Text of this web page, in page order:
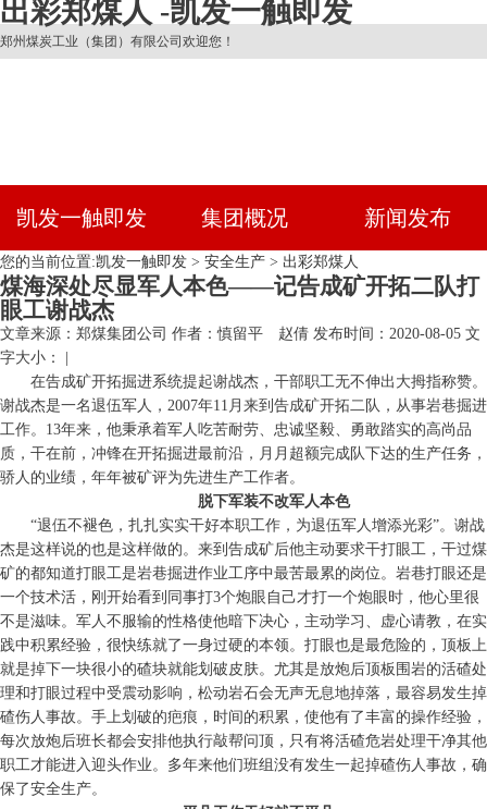
出彩郑煤人 -凯发一触即发
郑州煤炭工业（集团）有限公司欢迎您！
凯发一触即发 集团概况 新闻发布
您的当前位置:凯发一触即发 > 安全生产 > 出彩郑煤人
煤海深处尽显军人本色——记告成矿开拓二队打
眼工谢战杰
文章来源：郑煤集团公司 作者：慎留平 赵倩 发布时间：2020-08-05 文
字大小： |
在告成矿开拓掘进系统提起谢战杰，干部职工无不伸出大拇指称赞。
谢战杰是一名退伍军人，2007年11月来到告成矿开拓二队，从事岩巷掘进
工作。13年来，他秉承着军人吃苦耐劳、忠诚坚毅、勇敢踏实的高尚品
质，干在前，冲锋在开拓掘进最前沿，月月超额完成队下达的生产任务，
骄人的业绩，年年被矿评为先进生产工作者。
脱下军装不改军人本色
“退伍不褪色，扎扎实实干好本职工作，为退伍军人增添光彩”。谢战
杰是这样说的也是这样做的。来到告成矿后他主动要求干打眼工，干过煤
矿的都知道打眼工是岩巷掘进作业工序中最苦最累的岗位。岩巷打眼还是
一个技术活，刚开始看到同事打3个炮眼自己才打一个炮眼时，他心里很
不是滋味。军人不服输的性格使他暗下决心，主动学习、虚心请教，在实
践中积累经验，很快练就了一身过硬的本领。打眼也是最危险的，顶板上
就是掉下一块很小的碴块就能划破皮肤。尤其是放炮后顶板围岩的活碴处
理和打眼过程中受震动影响，松动岩石会无声无息地掉落，最容易发生掉
碴伤人事故。手上划破的疤痕，时间的积累，使他有了丰富的操作经验，
每次放炮后班长都会安排他执行敲帮问顶，只有将活碴危岩处理干净其他
职工才能进入迎头作业。多年来他们班组没有发生一起掉碴伤人事故，确
保了安全生产。